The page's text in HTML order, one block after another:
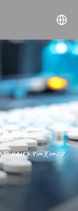
ያልሆኑ የመጀመሪያ